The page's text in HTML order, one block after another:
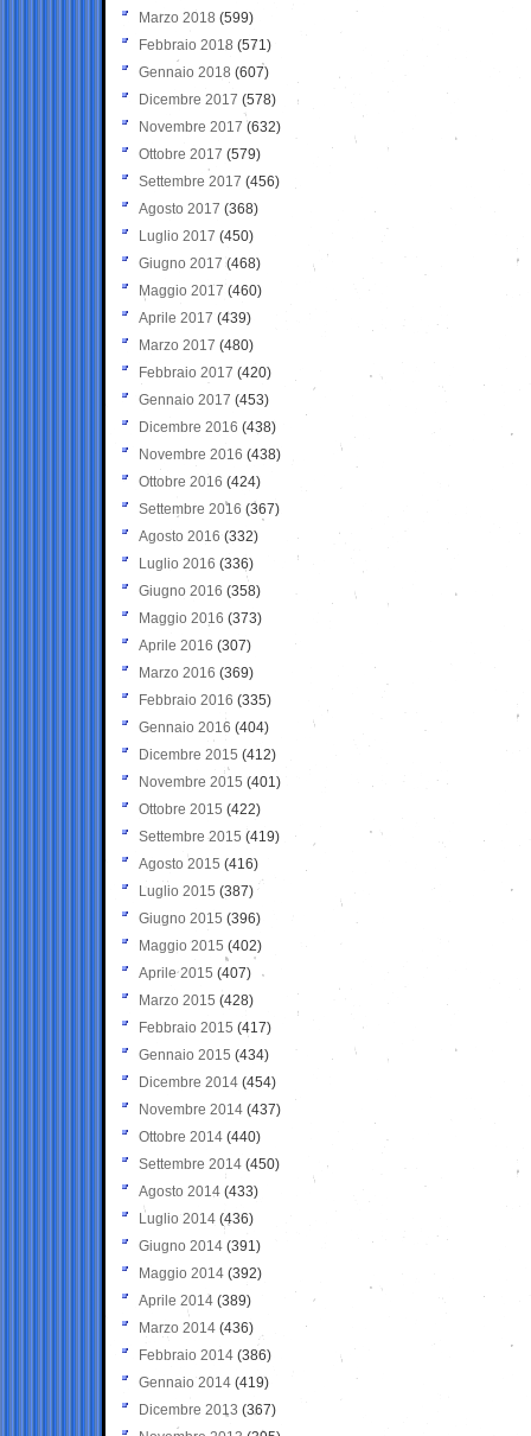
Marzo 2018 (599)
Febbraio 2018 (571)
Gennaio 2018 (607)
Dicembre 2017 (578)
Novembre 2017 (632)
Ottobre 2017 (579)
Settembre 2017 (456)
Agosto 2017 (368)
Luglio 2017 (450)
Giugno 2017 (468)
Maggio 2017 (460)
Aprile 2017 (439)
Marzo 2017 (480)
Febbraio 2017 (420)
Gennaio 2017 (453)
Dicembre 2016 (438)
Novembre 2016 (438)
Ottobre 2016 (424)
Settembre 2016 (367)
Agosto 2016 (332)
Luglio 2016 (336)
Giugno 2016 (358)
Maggio 2016 (373)
Aprile 2016 (307)
Marzo 2016 (369)
Febbraio 2016 (335)
Gennaio 2016 (404)
Dicembre 2015 (412)
Novembre 2015 (401)
Ottobre 2015 (422)
Settembre 2015 (419)
Agosto 2015 (416)
Luglio 2015 (387)
Giugno 2015 (396)
Maggio 2015 (402)
Aprile 2015 (407)
Marzo 2015 (428)
Febbraio 2015 (417)
Gennaio 2015 (434)
Dicembre 2014 (454)
Novembre 2014 (437)
Ottobre 2014 (440)
Settembre 2014 (450)
Agosto 2014 (433)
Luglio 2014 (436)
Giugno 2014 (391)
Maggio 2014 (392)
Aprile 2014 (389)
Marzo 2014 (436)
Febbraio 2014 (386)
Gennaio 2014 (419)
Dicembre 2013 (367)